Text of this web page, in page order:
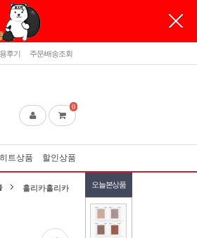
후기 주문/배송조회
0
히트상품 할인상품
오늘본상품
홀리카홀리카